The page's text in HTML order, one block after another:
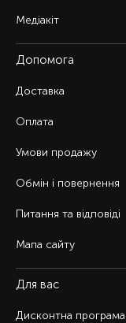
Медіакіт
Допомога
Доставка
Оплата
Умови продажу
Обмін і повернення
Питання та відповіді
Мапа сайту
Для вас
Дисконтна програма